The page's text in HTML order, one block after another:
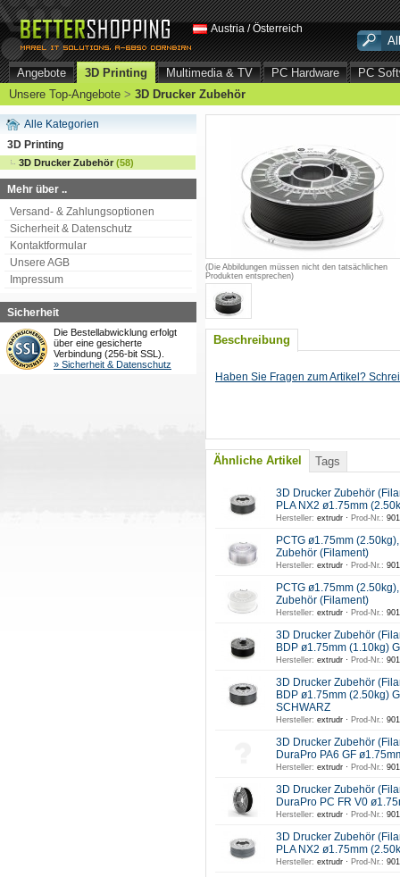
Austria / Österreich
Angebote 3D Printing Multimedia & TV PC Hardware
PC
Unsere Top-Angebote > 3D Drucker Zubehör
Alle Kategorien
3D Printing
3D Drucker Zubehör (58)
Mehr über ..
Versand- & Zahlungsoptionen
Sicherheit & Datenschutz
Kontaktformular
Unsere AGB
Impressum
Sicherheit
Die Bestellabwicklung erfolgt
über eine gesicherte
Verbindung (256-bit SSL).
» Sicherheit & Datenschutz
(Die Abbildungen müssen nicht den tatsächlichen
Produkten entsprechen)
Beschreibung
Haben Sie Fragen zum Artikel?
Ähnliche Artikel Tags
3D Drucker Zubehör
PLA NX2 ø1.75mm
Hersteller: extrudr · Prod-Nr.:
PCTG ø1.75mm
Zubehör (Filament)
Hersteller: extrudr · Prod-Nr.:
PCTG ø1.75mm
Zubehör (Filament)
Hersteller: extrudr · Prod-Nr.:
3D Drucker Zubehör
BDP ø1.75mm (1.10kg)
Hersteller: extrudr · Prod-Nr.:
3D Drucker Zubehör
BDP ø1.75mm (2.50kg)
SCHWARZ
Hersteller: extrudr · Prod-Nr.:
3D Drucker Zubehör
DuraPro PA6 GF
Hersteller: extrudr · Prod-Nr.:
3D Drucker Zubehör
DuraPro PC FR V0
Hersteller: extrudr · Prod-Nr.:
3D Drucker Zubehör
PLA NX2 ø1.75mm
Hersteller: extrudr · Prod-Nr.: